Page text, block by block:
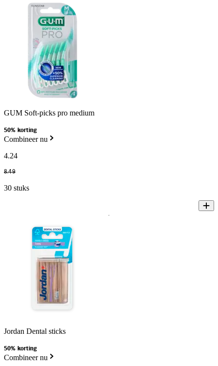
GUM Soft-picks pro medium
50% korting
Combineer nu
4.24
8.49
30 stuks
Jordan Dental sticks
50% korting
Combineer nu